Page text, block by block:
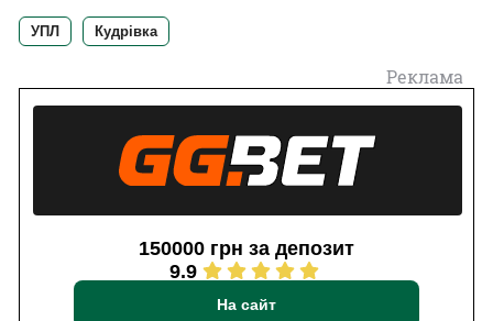
УПЛ Кудрівка
Реклама
150000 грн за депозит
9.9
На сайт